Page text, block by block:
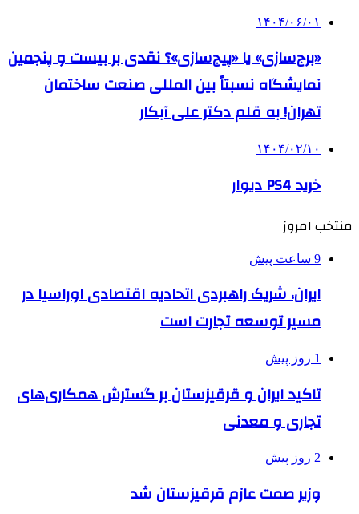
۱۴۰۴/۰۶/۰۱
«برج‌سازی» یا «پیج‌سازی»؟ نقدی بر بیست و پنجمین
نمایشگاه نسبتاً بین المللی صنعت ساختمان
تهران! به قلم دکتر علی آبکار
۱۴۰۴/۰۲/۱۰
خرید PS4 دیوار
منتخب امروز
9 ساعت پیش
ایران، شریک راهبردی اتحادیه اقتصادی اوراسیا در
مسیر توسعه تجارت است
1 روز پیش
تاکید ایران و قرقیزستان بر گسترش همکاری‌های
تجاری و معدنی
2 روز پیش
وزیر صمت عازم قرقیزستان شد